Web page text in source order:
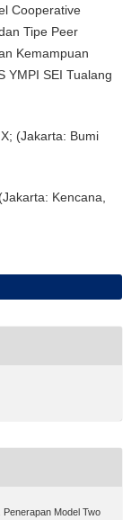
Cooperative
Tipe Peer
Kemampuan
YMPI SEI Tualang
(Jakarta: Bumi
Kencana,
Model Two